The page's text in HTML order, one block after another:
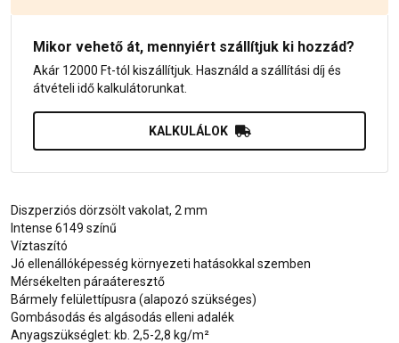
Mikor vehető át, mennyiért szállítjuk ki hozzád?
Akár 12000 Ft-tól kiszállítjuk. Használd a szállítási díj és
átvételi idő kalkulátorunkat.
KALKULÁLOK
Diszperziós dörzsölt vakolat, 2 mm
Intense 6149 színű
Víztaszító
Jó ellenállóképesség környezeti hatásokkal szemben
Mérsékelten páraáteresztő
Bármely felülettípusra (alapozó szükséges)
Gombásodás és algásodás elleni adalék
Anyagszükséglet: kb. 2,5-2,8 kg/m²